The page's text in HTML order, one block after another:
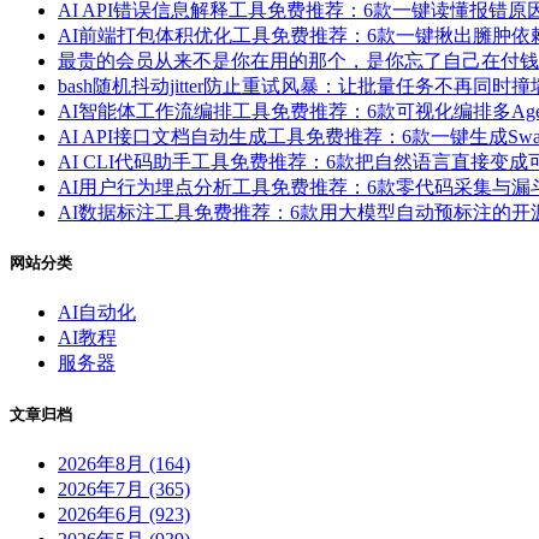
AI API错误信息解释工具免费推荐：6款一键读懂报错
AI前端打包体积优化工具免费推荐：6款一键揪出臃肿
最贵的会员从来不是你在用的那个，是你忘了自己在付
bash随机抖动jitter防止重试风暴：让批量任务不再同时撞
AI智能体工作流编排工具免费推荐：6款可视化编排多
AI API接口文档自动生成工具免费推荐：6款一键生成
AI CLI代码助手工具免费推荐：6款把自然语言直接变成
AI用户行为埋点分析工具免费推荐：6款零代码采集与
AI数据标注工具免费推荐：6款用大模型自动预标注的
网站分类
AI自动化
AI教程
服务器
文章归档
2026年8月 (164)
2026年7月 (365)
2026年6月 (923)